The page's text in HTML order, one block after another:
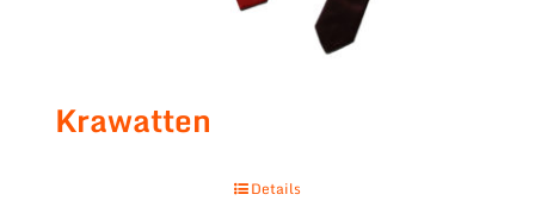
Krawatten
Details